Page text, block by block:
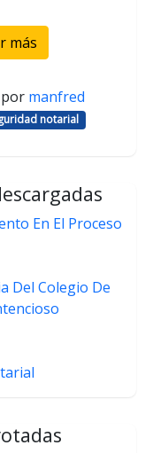
más
por manfred
notarial
En El Proceso
Del Colegio De